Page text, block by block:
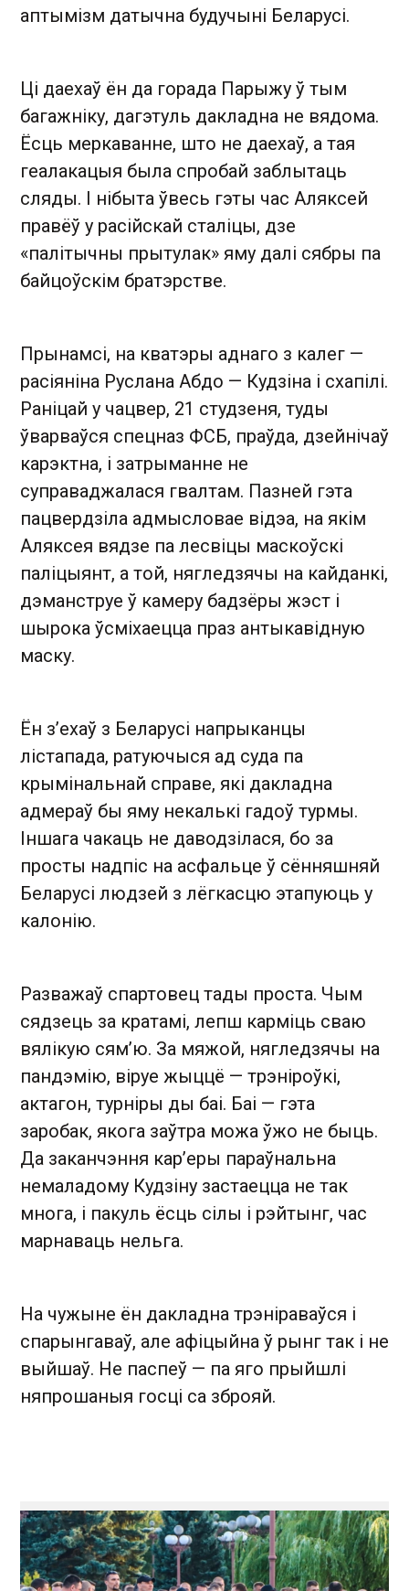
аптымізм датычна будучыні Беларусі.
Ці даехаў ён да горада Парыжу ў тым
багажніку, дагэтуль дакладна не вядома.
Ёсць меркаванне, што не даехаў, а тая
геалакацыя была спробай заблытаць
сляды. І нібыта ўвесь гэты час Аляксей
правёў у расійскай сталіцы, дзе
«палітычны прытулак» яму далі сябры па
байцоўскім братэрстве.
Прынамсі, на кватэры аднаго з калег —
расіяніна Руслана Абдо — Кудзіна і схапілі.
Раніцай у чацвер, 21 студзеня, туды
ўварваўся спецназ ФСБ, праўда, дзейнічаў
карэктна, і затрыманне не
суправаджалася гвалтам. Пазней гэта
пацвердзіла адмысловае відэа, на якім
Аляксея вядзе па лесвіцы маскоўскі
паліцыянт, а той, нягледзячы на кайданкі,
дэманструе ў камеру бадзёры жэст і
шырока ўсміхаецца праз антыкавідную
маску.
Ён з’ехаў з Беларусі напрыканцы
лістапада, ратуючыся ад суда па
крымінальнай справе, які дакладна
адмераў бы яму некалькі гадоў турмы.
Іншага чакаць не даводзілася, бо за
просты надпіс на асфальце ў сённяшняй
Беларусі людзей з лёгкасцю этапуюць у
калонію.
Разважаў спартовец тады проста. Чым
сядзець за кратамі, лепш карміць сваю
вялікую сям’ю. За мяжой, нягледзячы на
пандэмію, віруе жыццё — трэніроўкі,
актагон, турніры ды баі. Баі — гэта
заробак, якога заўтра можа ўжо не быць.
Да заканчэння кар’еры параўнальна
немаладому Кудзіну застаецца не так
многа, і пакуль ёсць сілы і рэйтынг, час
марнаваць нельга.
На чужыне ён дакладна трэніраваўся і
спарынгаваў, але афіцыйна ў рынг так і не
выйшаў. Не паспеў — па яго прыйшлі
няпрошаныя госці са зброяй.